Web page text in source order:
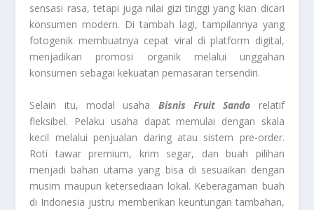
sensasi rasa, tetapi juga nilai gizi tinggi yang kian dicari
konsumen modern. Di tambah lagi, tampilannya yang
fotogenik membuatnya cepat viral di platform digital,
menjadikan promosi organik melalui unggahan
konsumen sebagai kekuatan pemasaran tersendiri.
Selain itu, modal usaha Bisnis Fruit Sando relatif
fleksibel. Pelaku usaha dapat memulai dengan skala
kecil melalui penjualan daring atau sistem pre-order.
Roti tawar premium, krim segar, dan buah pilihan
menjadi bahan utama yang bisa di sesuaikan dengan
musim maupun ketersediaan lokal. Keberagaman buah
di Indonesia justru memberikan keuntungan tambahan,